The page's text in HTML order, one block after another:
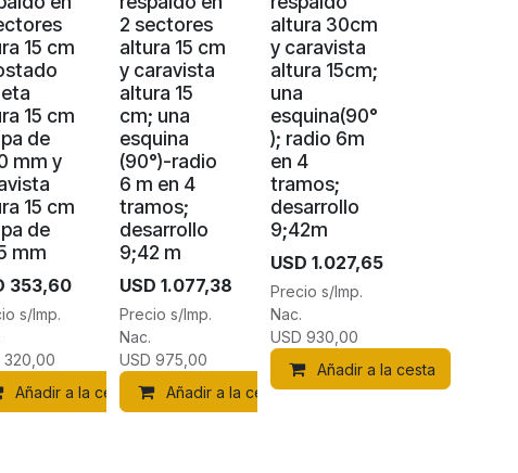
15 cm
15 cm
de
mm y
15 cm
de
mm
353,60
s/Imp.
320,00
Añadir a la cesta
2 sectores
altura 15 cm
y caravista
altura 15
cm; una
esquina
(90°)-radio
6 m en 4
tramos;
desarrollo
9;42 m
USD 1.077,38
Precio s/Imp.
Nac.
USD 975,00
Añadir a la cesta
altura 30cm
y caravista
altura 15cm;
una
esquina(90°
); radio 6m
en 4
tramos;
desarrollo
9;42m
USD 1.027,65
Precio s/Imp.
Nac.
USD 930,00
Añadir a la cesta